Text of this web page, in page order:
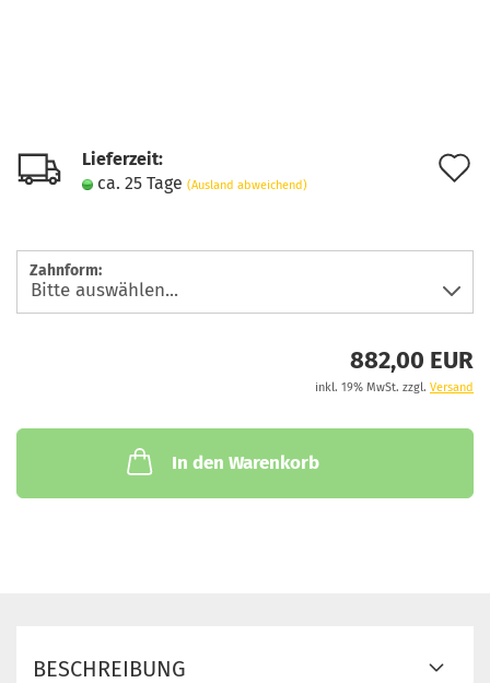
Lieferzeit:
ca. 25 Tage (Ausland abweichend)
Zahnform:
882,00 EUR
inkl. 19% MwSt. zzgl. Versand
In den Warenkorb
BESCHREIBUNG